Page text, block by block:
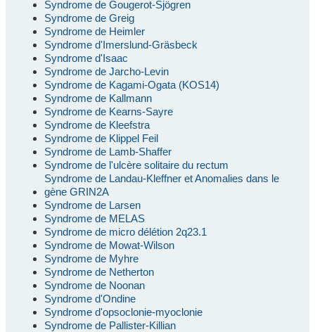
Syndrome de Gougerot-Sjögren
Syndrome de Greig
Syndrome de Heimler
Syndrome d'Imerslund-Gräsbeck
Syndrome d'Isaac
Syndrome de Jarcho-Levin
Syndrome de Kagami-Ogata (KOS14)
Syndrome de Kallmann
Syndrome de Kearns-Sayre
Syndrome de Kleefstra
Syndrome de Klippel Feil
Syndrome de Lamb-Shaffer
Syndrome de l'ulcère solitaire du rectum
Syndrome de Landau-Kleffner et Anomalies dans le
gène GRIN2A
Syndrome de Larsen
Syndrome de MELAS
Syndrome de micro délétion 2q23.1
Syndrome de Mowat-Wilson
Syndrome de Myhre
Syndrome de Netherton
Syndrome de Noonan
Syndrome d'Ondine
Syndrome d'opsoclonie-myoclonie
Syndrome de Pallister-Killian